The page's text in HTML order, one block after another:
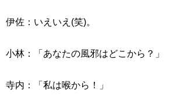
伊佐：いえいえ(笑)。
小林：「あなたの風邪はどこから？」
寺内：「私は喉から！」